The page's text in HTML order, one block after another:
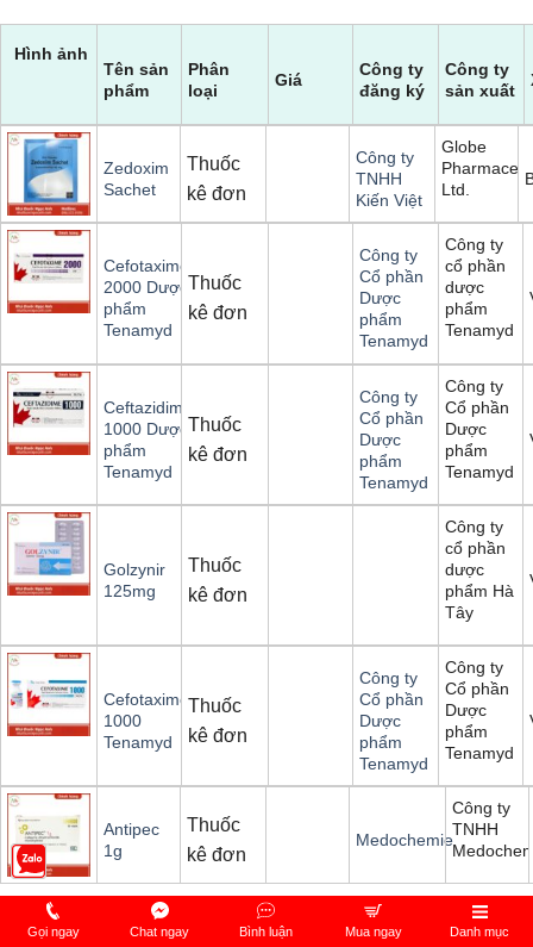
Hình ảnh
Tên sản
phẩm
Phân
loại
Giá
Công ty
đăng ký
Công ty
sản xuất
Zedoxim
Sachet
Thuốc
kê đơn
Công ty
TNHH
Kiến Việt
Globe
Ltd.
Cefotaxime
2000 Dược
phẩm
Tenamyd
Thuốc
kê đơn
Công ty
Cổ phần
Dược
phẩm
Tenamyd
Công ty
cổ phần
dược
phẩm
Tenamyd
Ceftazidime
1000 Dược
phẩm
Tenamyd
Thuốc
kê đơn
Công ty
Cổ phần
Dược
phẩm
Tenamyd
Công ty
Cổ phần
Dược
phẩm
Tenamyd
Golzynir
125mg
Thuốc
kê đơn
Công ty
cổ phần
dược
phẩm Hà
Tây
Cefotaxime
1000
Tenamyd
Thuốc
kê đơn
Công ty
Cổ phần
Dược
phẩm
Tenamyd
Công ty
Cổ phần
Dược
phẩm
Tenamyd
Antipec
1g
Thuốc
kê đơn
Medochemie
Công ty
TNHH
Gọi ngay Chat ngay Bình luận Mua ngay Danh mục